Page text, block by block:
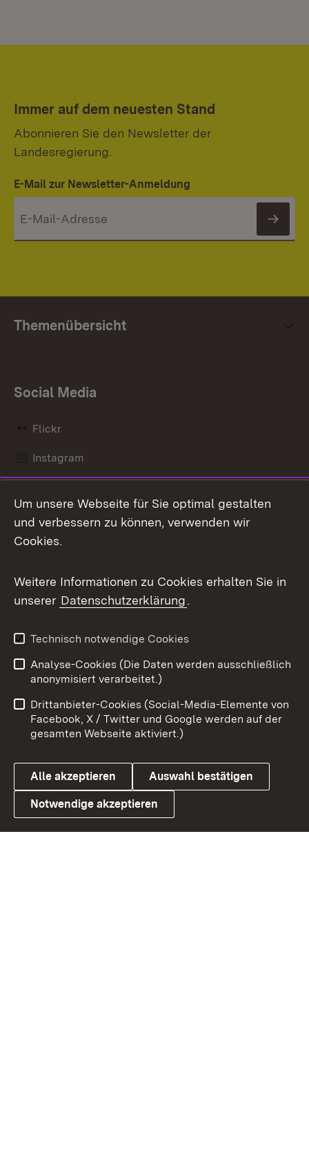
Immer auf dem neuesten Stand
Abonnieren Sie den Newsletter der
Landesregierung.
E-Mail zur Newsletter-Anmeldung
Themenübersicht
Social Media
Flickr
Instagram
Mastodon
Messenger
Social Wall
X / Twitter
Youtube
Link zum Landesportal
Benutzungshinweise
Barrierefreiheit
Datenschutz
Cookies
Um unsere Webseite für Sie optimal gestalten
und verbessern zu können, verwenden wir
Cookies.
Weitere Informationen zu Cookies erhalten Sie in
unserer Datenschutzerklärung.
Technisch notwendige Cookies
Analyse-Cookies (Die Daten werden ausschließlich
anonymisiert verarbeitet.)
Drittanbieter-Cookies (Social-Media-Elemente von
Facebook, X / Twitter und Google werden auf der
gesamten Webseite aktiviert.)
Alle akzeptieren Auswahl bestätigen
Notwendige akzeptieren